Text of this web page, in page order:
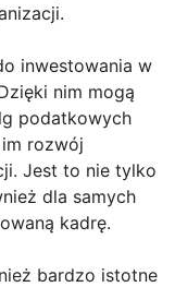
inwestowania w
nim mogą
podatkowych
rozwój
Jest to nie tylko
dla samych
kadrę.
bardzo istotne